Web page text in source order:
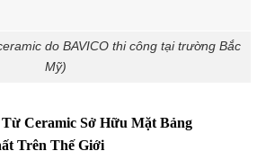
do BAVICO thi công tại trường Bắc
Mỹ)
Ceramic Sở Hữu Mặt Bảng
Trên Thế Giới